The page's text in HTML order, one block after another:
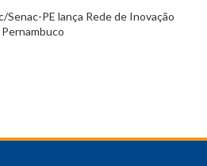
Senac-PE lança Rede de Inovação